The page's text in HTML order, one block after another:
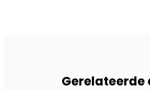
Gerelateerde